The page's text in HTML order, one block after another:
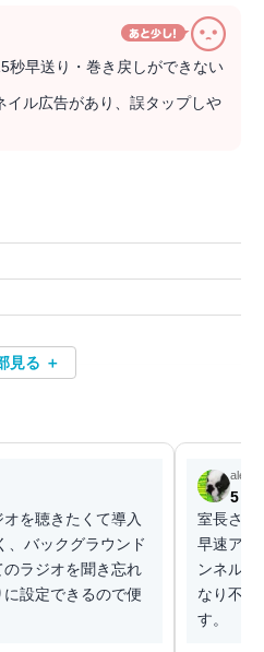
秒早送り・巻き戻しができない
イル広告があり、誤タップしや
見る ＋
を聴きたくて導入
、バックグラウンド
ラジオを聞き忘れ
設定できるので便
5
室長さん
早速アメ
ンネル
なり不安
す。